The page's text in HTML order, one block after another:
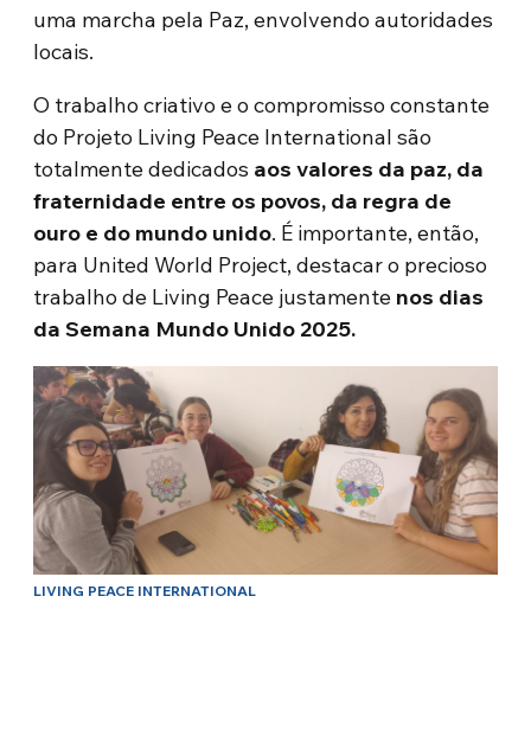
uma marcha pela Paz, envolvendo autoridades
locais.
O trabalho criativo e o compromisso constante
do Projeto Living Peace International são
totalmente dedicados aos valores da paz, da
fraternidade entre os povos, da regra de
ouro e do mundo unido. É importante, então,
para United World Project, destacar o precioso
trabalho de Living Peace justamente nos dias
da Semana Mundo Unido 2025.
LIVING PEACE INTERNATIONAL